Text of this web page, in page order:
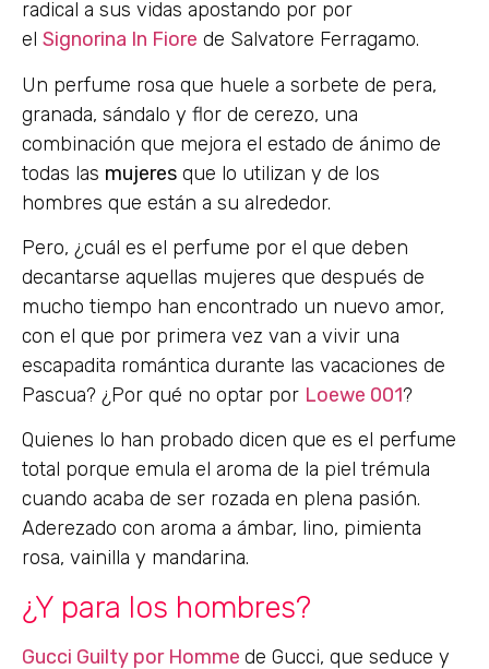
radical a sus vidas apostando por por
el Signorina In Fiore de Salvatore Ferragamo.
Un perfume rosa que huele a sorbete de pera,
granada, sándalo y flor de cerezo, una
combinación que mejora el estado de ánimo de
todas las mujeres que lo utilizan y de los
hombres que están a su alrededor.
Pero, ¿cuál es el perfume por el que deben
decantarse aquellas mujeres que después de
mucho tiempo han encontrado un nuevo amor,
con el que por primera vez van a vivir una
escapadita romántica durante las vacaciones de
Pascua? ¿Por qué no optar por Loewe 001?
Quienes lo han probado dicen que es el perfume
total porque emula el aroma de la piel trémula
cuando acaba de ser rozada en plena pasión.
Aderezado con aroma a ámbar, lino, pimienta
rosa, vainilla y mandarina.
¿Y para los hombres?
Gucci Guilty por Homme de Gucci, que seduce y